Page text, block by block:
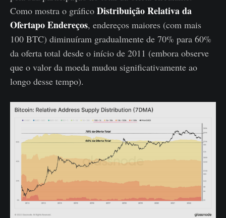
Como mostra o gráfico Distribuição Relativa da
Ofertapo Endereços, endereços maiores (com mais
100 BTC) diminuíram gradualmente de 70% para 60%
da oferta total desde o início de 2011 (embora observe
que o valor da moeda mudou significativamente ao
longo desse tempo).